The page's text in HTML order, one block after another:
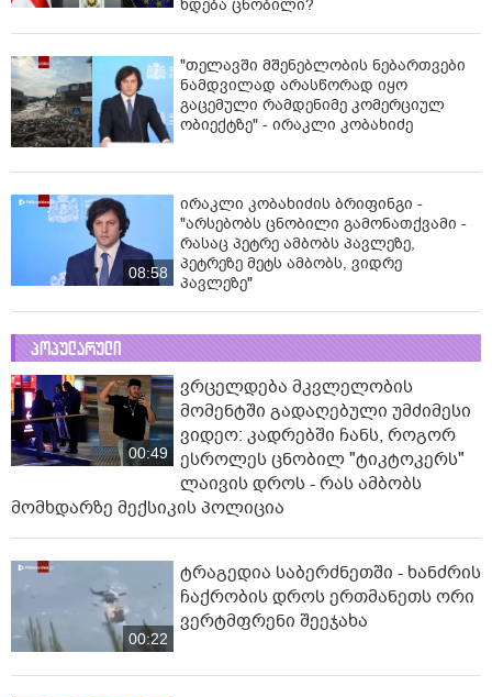
ხდება ცნობილი?
"თელავში მშენებლობის ნებართვები
ნამდვილად არასწორად იყო
გაცემული რამდენიმე კომერციულ
ობიექტზე" - ირაკლი კობახიძე
08:58
ირაკლი კობახიძის ბრიფინგი -
"არსებობს ცნობილი გამონათქვამი -
რასაც პეტრე ამბობს პავლეზე,
პეტრეზე მეტს ამბობს, ვიდრე
პავლეზე"
პოპულარული
00:49
ვრცელდება მკვლელობის
მომენტში გადაღებული უმძიმესი
ვიდეო: კადრებში ჩანს, როგორ
ესროლეს ცნობილ "ტიკტოკერს"
ლაივის დროს - რას ამბობს
მომხდარზე მექსიკის პოლიცია
00:22
ტრაგედია საბერძნეთში - ხანძრის
ჩაქრობის დროს ერთმანეთს ორი
ვერტმფრენი შეეჯახა